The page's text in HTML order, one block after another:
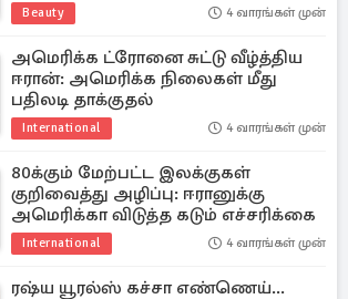
Beauty 4 வாரங்கள் முன்
அமெரிக்க ட்ரோனை சுட்டு வீழ்த்திய
ஈரான்: அமெரிக்க நிலைகள் மீது
பதிலடி தாக்குதல்
International 4 வாரங்கள் முன்
80க்கும் மேற்பட்ட இலக்குகள்
குறிவைத்து அழிப்பு: ஈரானுக்கு
அமெரிக்கா விடுத்த கடும் எச்சரிக்கை
International 4 வாரங்கள் முன்
ரஷ்ய யூரல்ஸ் கச்சா எண்ணெய்...